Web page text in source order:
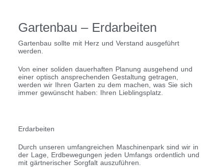
Gartenbau – Erdarbeiten
Gartenbau sollte mit Herz und Verstand ausgeführt
werden.
Von einer soliden dauerhaften Planung ausgehend und
einer optisch ansprechenden Gestaltung getragen,
werden wir Ihren Garten zu dem machen, was Sie sich
immer gewünscht haben: Ihren Lieblingsplatz.
Erdarbeiten
Durch unseren umfangreichen Maschinenpark sind wir in
der Lage, Erdbewegungen jeden Umfangs ordentlich und
mit gärtnerischer Sorgfalt auszuführen.